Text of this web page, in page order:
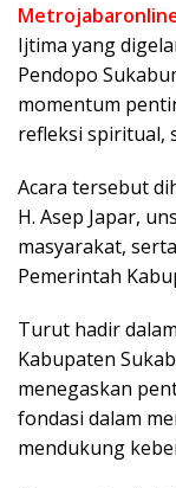
Ijtima yang
Pendopo
momentum
refleksi spiritual,
Acara tersebut
H. Asep Japar,
masyarakat,
Pemerintah
Turut hadir
Kabupaten
menegaskan
fondasi dalam
mendukung